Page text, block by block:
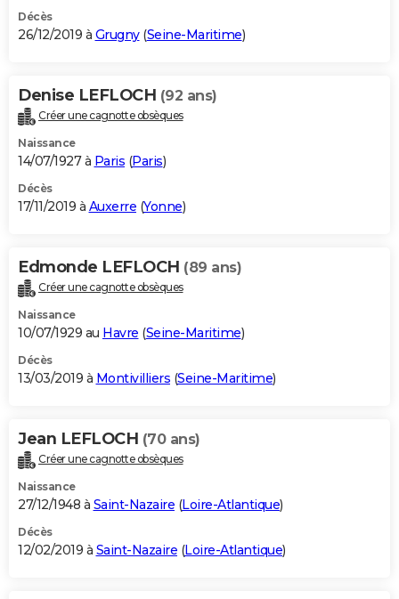
Décès
26/12/2019 à Grugny(Seine-Maritime)
Denise LEFLOCH (92 ans)
Créer une cagnotte obsèques
Naissance
14/07/1927 à Paris (Paris)
Décès
17/11/2019 à Auxerre (Yonne)
Edmonde LEFLOCH (89 ans)
Créer une cagnotte obsèques
Naissance
10/07/1929 au Havre (Seine-Maritime)
Décès
13/03/2019 à Montivilliers (Seine-Maritime)
Jean LEFLOCH (70 ans)
Créer une cagnotte obsèques
Naissance
27/12/1948 à Saint-Nazaire (Loire-Atlantique)
Décès
12/02/2019 à Saint-Nazaire (Loire-Atlantique)